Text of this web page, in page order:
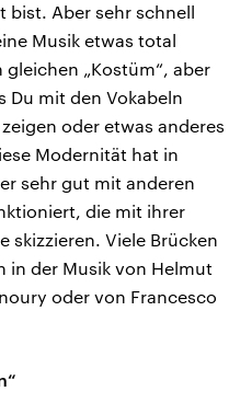
bist. Aber sehr schnell
Musik etwas total
„Kostüm“, aber
Du mit den Vokabeln
oder etwas anderes
Modernität hat in
sehr gut mit anderen
die mit ihrer
skizzieren. Viele Brücken
in der Musik von Helmut
oder von Francesco